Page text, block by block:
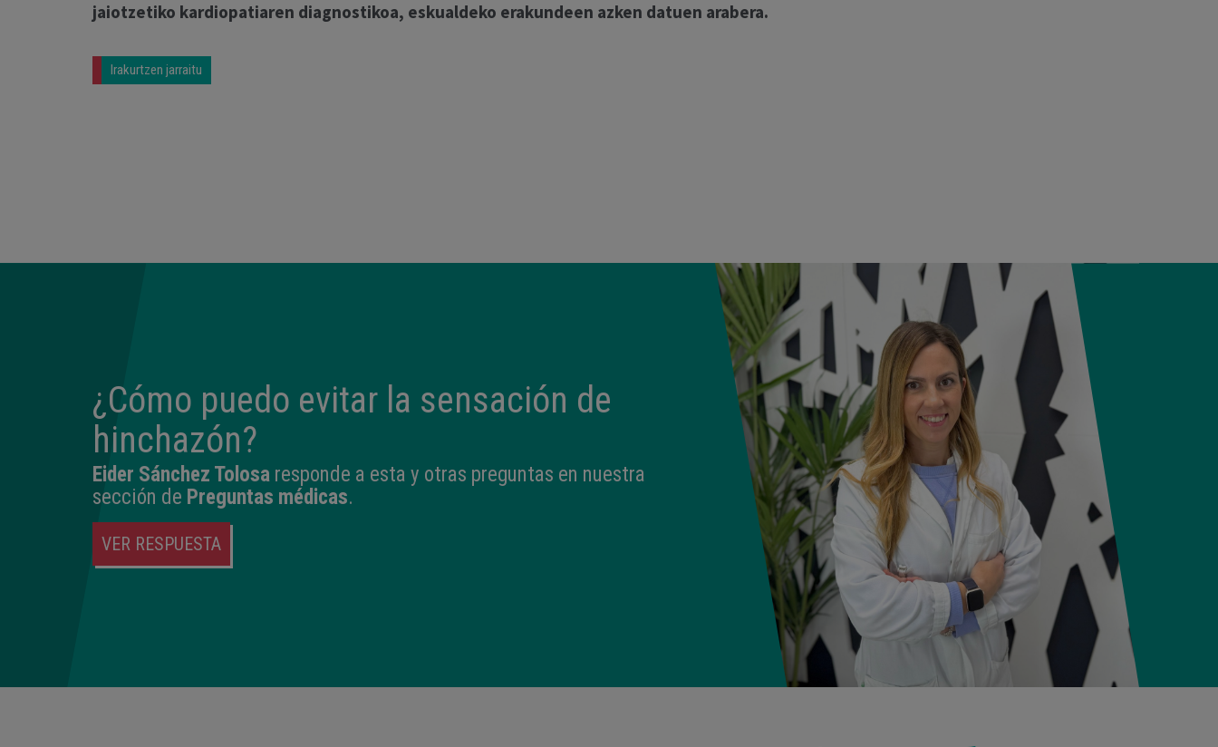
jaiotzetiko kardiopatiaren diagnostikoa, eskualdeko erakundeen azken datuen arabera.
Irakurtzen jarraitu
¿Cómo puedo evitar la sensación de
hinchazón?
Eider Sánchez Tolosa responde a esta y otras preguntas en nuestra
sección de Preguntas médicas.
VER RESPUESTA